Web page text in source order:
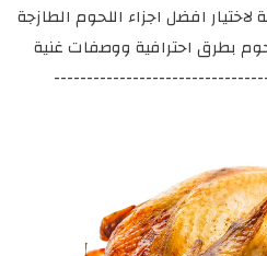
افضل اجزاء اللحوم الطازجة
بطرق احترافية ووصفات غنية